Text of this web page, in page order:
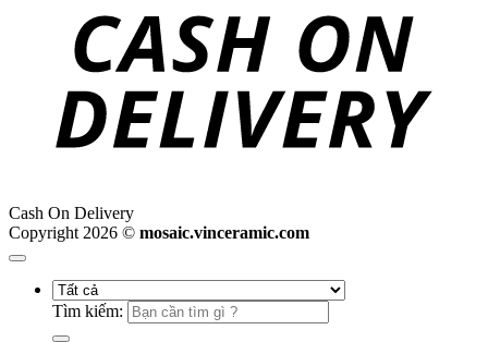
Cash On Delivery
Copyright 2026 © mosaic.vinceramic.com
Tìm kiếm: